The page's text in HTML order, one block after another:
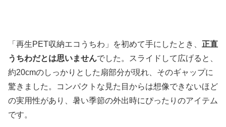
「再生PET収納エコうちわ」を初めて手にしたとき、 正直
うちわだとは思いませんでした。スライドして広げると、
約20cmのしっかりとした扇部分が現れ、そのギャップに
驚きました。コンパクトな見た目からは想像できないほど
の実用性があり、暑い季節の外出時にぴったりのアイテム
です。